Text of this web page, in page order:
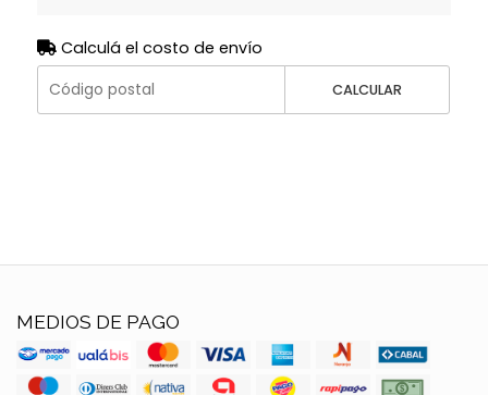
Calculá el costo de envío
CALCULAR
MEDIOS DE PAGO